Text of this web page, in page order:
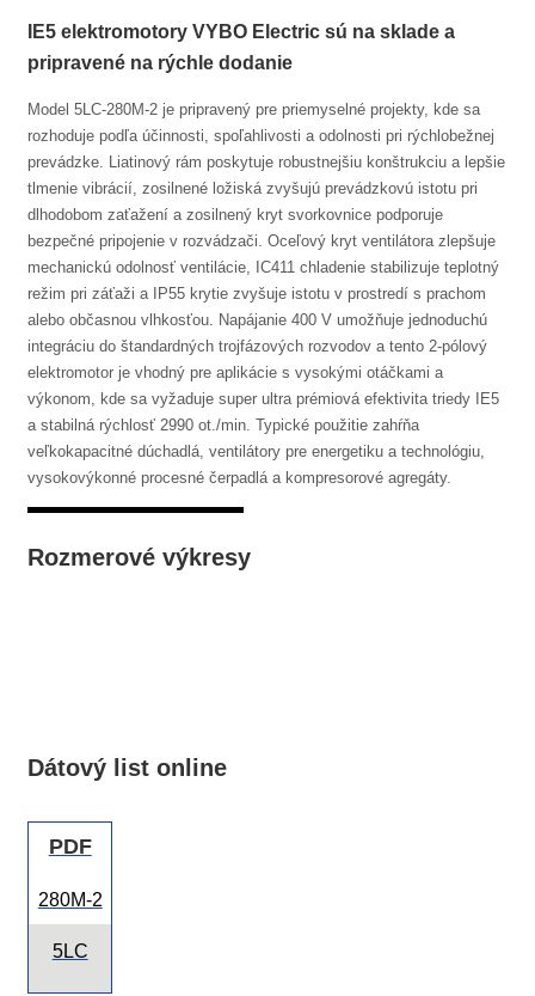
IE5 elektromotory VYBO Electric sú na sklade a
pripravené na rýchle dodanie
Model 5LC-280M-2 je pripravený pre priemyselné projekty, kde sa
rozhoduje podľa účinnosti, spoľahlivosti a odolnosti pri rýchlobežnej
prevádzke. Liatinový rám poskytuje robustnejšiu konštrukciu a lepšie
tlmenie vibrácií, zosilnené ložiská zvyšujú prevádzkovú istotu pri
dlhodobom zaťažení a zosilnený kryt svorkovnice podporuje
bezpečné pripojenie v rozvádzači. Oceľový kryt ventilátora zlepšuje
mechanickú odolnosť ventilácie, IC411 chladenie stabilizuje teplotný
režim pri záťaži a IP55 krytie zvyšuje istotu v prostredí s prachom
alebo občasnou vlhkosťou. Napájanie 400 V umožňuje jednoduchú
integráciu do štandardných trojfázových rozvodov a tento 2-pólový
elektromotor je vhodný pre aplikácie s vysokými otáčkami a
výkonom, kde sa vyžaduje super ultra prémiová efektivita triedy IE5
a stabilná rýchlosť 2990 ot./min. Typické použitie zahŕňa
veľkokapacitné dúchadlá, ventilátory pre energetiku a technológiu,
vysokovýkonné procesné čerpadlá a kompresorové agregáty.
Rozmerové výkresy
Dátový list online
PDF
280M-2
5LC